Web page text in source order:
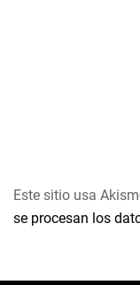
Este sitio usa
se procesan los